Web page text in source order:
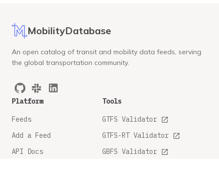
MobilityDatabase
An open catalog of transit and mobility data feeds, serving
the global transportation community.
Platform
Feeds
Add a Feed
API Docs
Tools
GTFS Validator
GTFS-RT Validator
GBFS Validator